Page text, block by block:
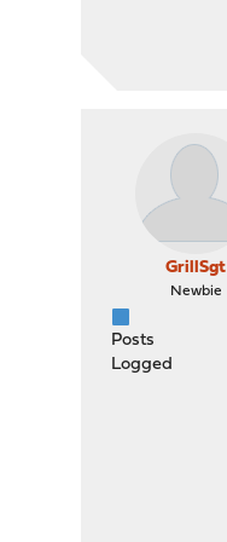
GrillSgt
Newbie
Posts
Logged